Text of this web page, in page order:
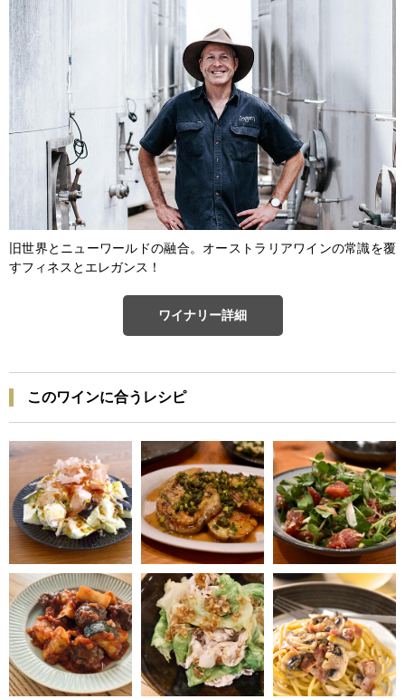
旧世界とニューワールドの融合。オーストラリアワインの常識を覆
すフィネスとエレガンス！
ワイナリー詳細
このワインに合うレシピ